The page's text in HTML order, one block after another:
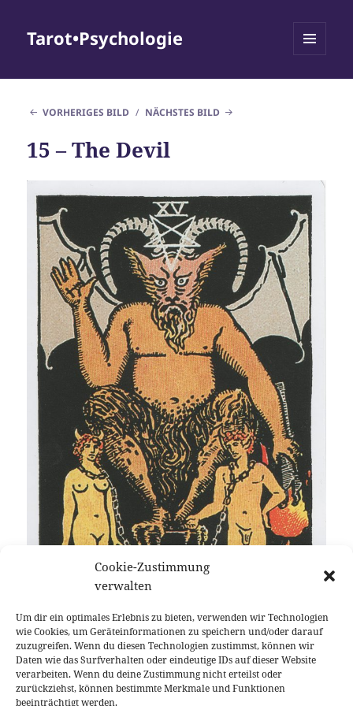
Cookie-Zustimmung
verwalten
Um dir ein optimales Erlebnis zu bieten, verwenden wir Technologien
wie Cookies, um Geräteinformationen zu speichern und/oder darauf
zuzugreifen. Wenn du diesen Technologien zustimmst, können wir
Daten wie das Surfverhalten oder eindeutige IDs auf dieser Website
verarbeiten. Wenn du deine Zustimmung nicht erteilst oder
zurückziehst, können bestimmte Merkmale und Funktionen
beeinträchtigt werden.
Tarot•Psychologie
VORHERIGES BILD
NÄCHSTES BILD
15 – The Devil
Der Teufel